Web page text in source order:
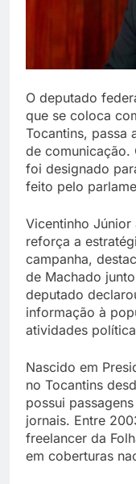
O deputado
que se coloca
Tocantins, passa
de comunicação.
foi designado
feito pelo
Vicentinho
reforça a
campanha,
de Machado
deputado
informação à
atividades
Nascido em
no Tocantins
possui
jornais. Entre
freelancer da
em coberturas